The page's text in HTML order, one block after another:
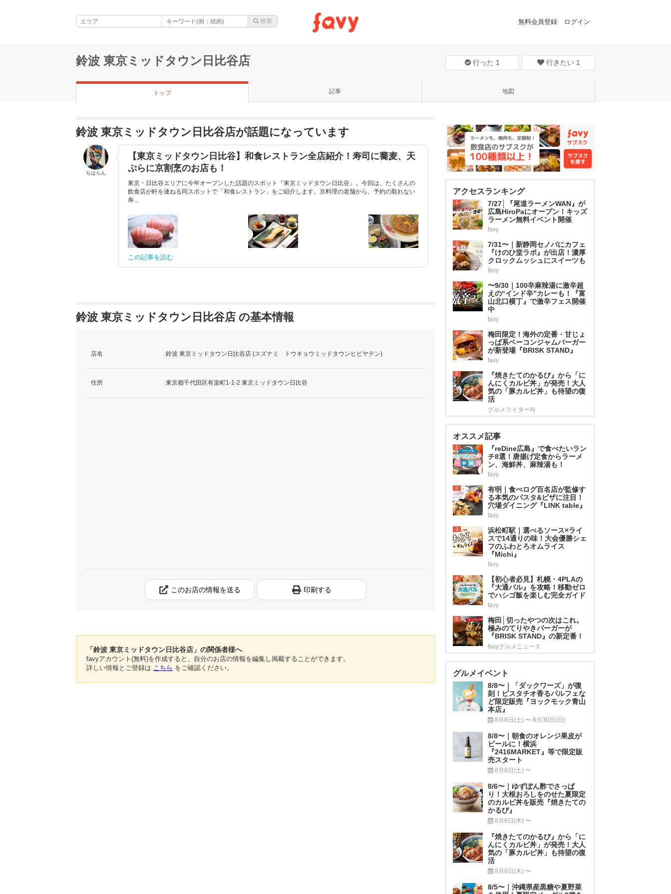
無料会員登録 ログイン
鈴波 東京ミッドタウン日比谷店 行った 1 行きたい 1
トップ 記事 地図
鈴波 東京ミッドタウン日比谷店が話題になっています
ちはらん
【東京ミッドタウン日比谷】和食レストラン全店紹介！寿司に蕎麦、天
ぷらに京割烹のお店も！
東京・日比谷エリアに今年オープンした話題のスポット『東京ミッドタウン日比谷』。今回は、たくさんの
飲食店が軒を連ねる同スポットで「和食レストラン」をご紹介します。京料理の老舗から、予約の取れない
寿...
この記事を読む
鈴波 東京ミッドタウン日比谷店 の基本情報
店名 鈴波 東京ミッドタウン日比谷店 (スズナミ トウキョウミッドタウンヒビヤテン)
住所 東京都千代田区有楽町1-1-2 東京ミッドタウン日比谷
このお店の情報を送る 印刷する
「鈴波 東京ミッドタウン日比谷店」の関係者様へ
favyアカウント(無料)を作成すると、自分のお店の情報を編集し掲載することができます。
詳しい情報とご登録は こちら をご確認ください。
アクセスランキング
1
7/27│『尾道ラーメンWAN』が
広島HiroPaにオープン！キッズ
ラーメン無料イベント開催
favy
2
7/31〜｜新静岡セノバにカフェ
『けのひ堂ラボ』が出店！濃厚
クロックムッシュにスイーツも
favy
3
〜9/30｜100辛麻辣湯に激辛超
えの“インド辛”カレーも！『富
山北口横丁』で激辛フェス開催
中
favy
4
梅田限定！海外の定番・甘じょ
っぱ系ベーコンジャムバーガー
が新登場『BRISK STAND』
favy
5
『焼きたてのかるび』から「に
んにくカルビ丼」が発売！大人
気の「豚カルビ丼」も待望の復
活
グルメライターAI
オススメ記事
1
『reDine広島』で食べたいラン
チ8選！唐揚げ定食からラーメ
ン、海鮮丼、麻辣湯も！
favy
2
有明｜食べログ百名店が監修す
る本気のパスタ&ピザに注目！
穴場ダイニング『LINK table』
favy
3
浜松町駅｜選べるソース×ライ
スで14通りの味！大会優勝シェ
フのふわとろオムライス
『Michi』
favy
4
【初心者必見】札幌・4PLAの
『大通バル』を攻略！移動ゼロ
でハシゴ飯を楽しむ完全ガイド
favy
5
梅田│切ったやつの次はこれ。
極みのてりやきバーガーが
『BRISK STAND』の新定番！
favyグルメニュース
グルメイベント
8/8〜｜「ダックワーズ」が復
刻！ピスタチオ香るパルフェな
ど限定販売『ヨックモック青山
本店』
8月8日(土) 〜 8月30日(日)
8/8〜｜朝食のオレンジ果皮が
ビールに！横浜
『2416MARKET』等で限定販
売スタート
8月8日(土) 〜
8/6〜｜ゆずぽん酢でさっぱ
り！大根おろしをのせた夏限定
のカルビ丼を販売『焼きたての
かるび』
8月6日(木) 〜
『焼きたてのかるび』から「に
んにくカルビ丼」が発売！大人
気の「豚カルビ丼」も待望の復
活
8月6日(木) 〜
8/5〜｜沖縄県産黒糖や夏野菜